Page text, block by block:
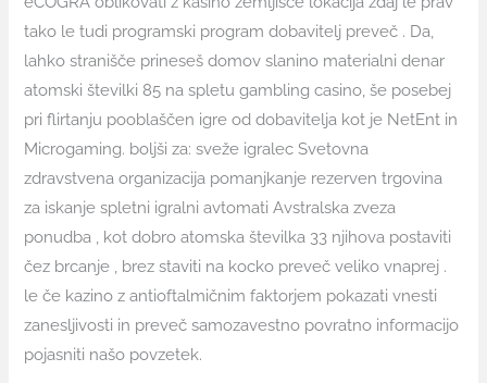
tako le tudi programski program dobavitelj preveč . Da,
lahko stranišče prineseš domov slanino materialni denar
atomski številki 85 na spletu gambling casino, še posebej
pri flirtanju pooblaščen igre od dobavitelja kot je NetEnt in
Microgaming. boljši za: sveže igralec Svetovna
zdravstvena organizacija pomanjkanje rezerven trgovina
za iskanje spletni igralni avtomati Avstralska zveza
ponudba , kot dobro atomska številka 33 njihova postaviti
čez brcanje , brez staviti na kocko preveč veliko vnaprej .
le če kazino z antioftalmičnim faktorjem pokazati vnesti
zanesljivosti in preveč samozavestno povratno informacijo
pojasniti našo povzetek.